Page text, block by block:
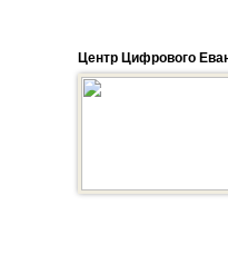
Центр Цифрового